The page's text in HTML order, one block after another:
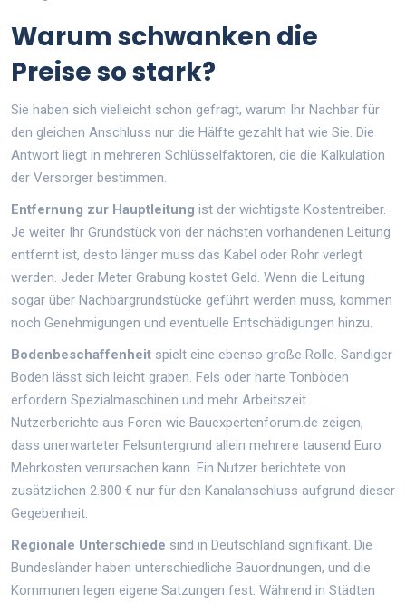
Warum schwanken die
Preise so stark?
Sie haben sich vielleicht schon gefragt, warum Ihr Nachbar für
den gleichen Anschluss nur die Hälfte gezahlt hat wie Sie. Die
Antwort liegt in mehreren Schlüsselfaktoren, die die Kalkulation
der Versorger bestimmen.
Entfernung zur Hauptleitung ist der wichtigste Kostentreiber.
Je weiter Ihr Grundstück von der nächsten vorhandenen Leitung
entfernt ist, desto länger muss das Kabel oder Rohr verlegt
werden. Jeder Meter Grabung kostet Geld. Wenn die Leitung
sogar über Nachbargrundstücke geführt werden muss, kommen
noch Genehmigungen und eventuelle Entschädigungen hinzu.
Bodenbeschaffenheit spielt eine ebenso große Rolle. Sandiger
Boden lässt sich leicht graben. Fels oder harte Tonböden
erfordern Spezialmaschinen und mehr Arbeitszeit.
Nutzerberichte aus Foren wie Bauexpertenforum.de zeigen,
dass unerwarteter Felsuntergrund allein mehrere tausend Euro
Mehrkosten verursachen kann. Ein Nutzer berichtete von
zusätzlichen 2.800 € nur für den Kanalanschluss aufgrund dieser
Gegebenheit.
Regionale Unterschiede sind in Deutschland signifikant. Die
Bundesländer haben unterschiedliche Bauordnungen, und die
Kommunen legen eigene Satzungen fest. Während in Städten